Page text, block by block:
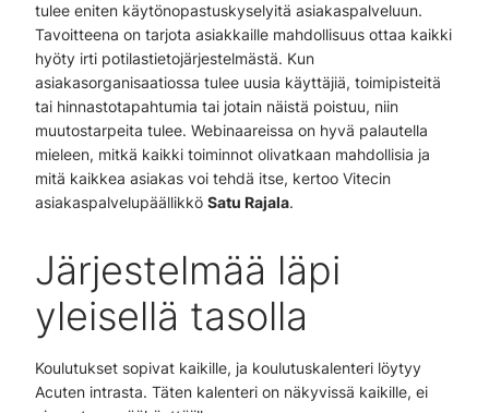
tulee eniten käytönopastuskyselyitä asiakaspalveluun.
Tavoitteena on tarjota asiakkaille mahdollisuus ottaa kaikki
hyöty irti potilastietojärjestelmästä. Kun
asiakasorganisaatiossa tulee uusia käyttäjiä, toimipisteitä
tai hinnastotapahtumia tai jotain näistä poistuu, niin
muutostarpeita tulee. Webinaareissa on hyvä palautella
mieleen, mitkä kaikki toiminnot olivatkaan mahdollisia ja
mitä kaikkea asiakas voi tehdä itse, kertoo Vitecin
asiakaspalvelupäällikkö Satu Rajala.
Järjestelmää läpi
yleisellä tasolla
Koulutukset sopivat kaikille, ja koulutuskalenteri löytyy
Acuten intrasta. Täten kalenteri on näkyvissä kaikille, ei